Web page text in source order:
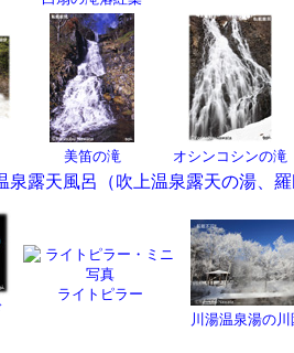
美笛の滝
オシンコシンの滝
露天風呂（吹上温泉露天の湯、
ライトピラー
川湯温泉湯の川